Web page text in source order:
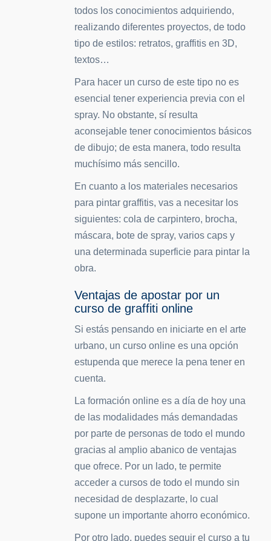
todos los conocimientos adquiriendo,
realizando diferentes proyectos, de todo
tipo de estilos: retratos, graffitis en 3D,
textos…
Para hacer un curso de este tipo no es
esencial tener experiencia previa con el
spray. No obstante, sí resulta
aconsejable tener conocimientos básicos
de dibujo; de esta manera, todo resulta
muchísimo más sencillo.
En cuanto a los materiales necesarios
para pintar graffitis, vas a necesitar los
siguientes: cola de carpintero, brocha,
máscara, bote de spray, varios caps y
una determinada superficie para pintar la
obra.
Ventajas de apostar por un
curso de graffiti online
Si estás pensando en iniciarte en el arte
urbano, un curso online es una opción
estupenda que merece la pena tener en
cuenta.
La formación online es a día de hoy una
de las modalidades más demandadas
por parte de personas de todo el mundo
gracias al amplio abanico de ventajas
que ofrece. Por un lado, te permite
acceder a cursos de todo el mundo sin
necesidad de desplazarte, lo cual
supone un importante ahorro económico.
Por otro lado, puedes seguir el curso a tu